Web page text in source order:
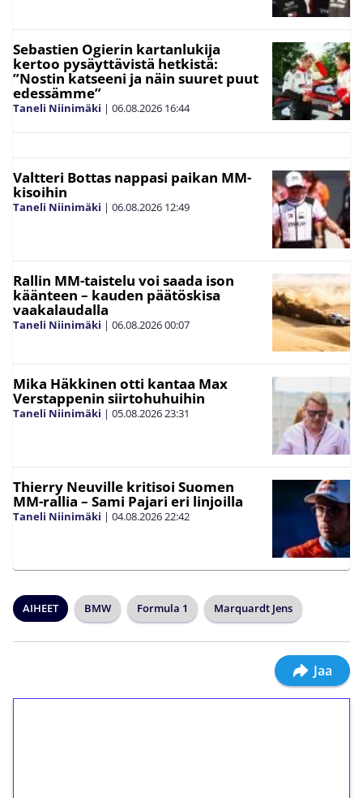
Sebastien Ogierin kartanlukija
kertoo pysäyttävistä hetkistä:
”Nostin katseeni ja näin suuret puut
edessämme”
Taneli Niinimäki | 06.08.2026 16:44
Valtteri Bottas nappasi paikan MM-
kisoihin
Taneli Niinimäki | 06.08.2026 12:49
Rallin MM-taistelu voi saada ison
käänteen – kauden päätöskisa
vaakalaudalla
Taneli Niinimäki | 06.08.202600:07
Mika Häkkinen otti kantaa Max
Verstappenin siirtohuhuihin
Taneli Niinimäki | 05.08.202623:31
Thierry Neuville kritisoi Suomen
MM-rallia – Sami Pajari eri linjoilla
Taneli Niinimäki | 04.08.202622:42
AIHEET BMW Formula 1 Marquardt Jens
Jaa